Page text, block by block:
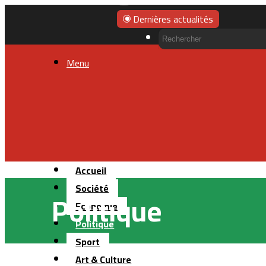
Dernières actualités
Menu
Accueil
Société
Economie
Politique
Sport
Art & Culture
Politique